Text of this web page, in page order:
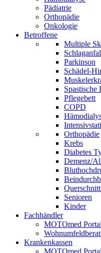
Pädiatrie
Orthopädie
Onkologie
Betroffene
Multiple
Parkinson
Schädel-
Pflegebett
COPD
Orthopädie
Krebs
Diabetes
Demenz/
Senioren
Kinder
Fachhändler
MOTOmed Portal
Krankenkassen
MOTOmed Portal